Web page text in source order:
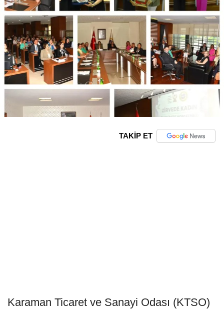
TAKİP ET
Karaman Ticaret ve Sanayi Odası (KTSO)